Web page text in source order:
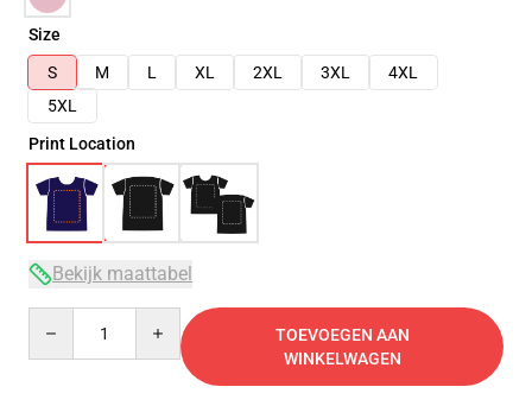
Size
S
M L XL 2XL 3XL
4XL
5XL
Print Location
Bekijk maattabel
TOEVOEGEN AAN
WINKELWAGEN